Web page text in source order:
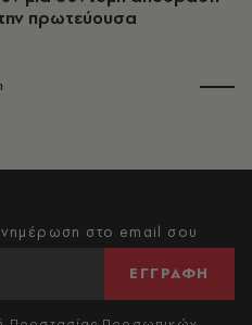
πρωτεύουσα
στο email σου
ΕΓΓΡΑΦΗ